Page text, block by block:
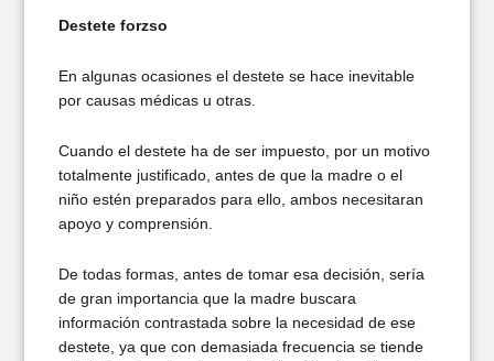
Destete forzso
En algunas ocasiones el destete se hace inevitable
por causas médicas u otras.
Cuando el destete ha de ser impuesto, por un motivo
totalmente justificado, antes de que la madre o el
niño estén preparados para ello, ambos necesitaran
apoyo y comprensión.
De todas formas, antes de tomar esa decisión, sería
de gran importancia que la madre buscara
información contrastada sobre la necesidad de ese
destete, ya que con demasiada frecuencia se tiende